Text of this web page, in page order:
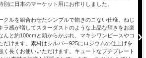
別に日本のマーケット用にお作りしました。
クルを組合わせたシンプルで飽きのこない仕様。ねじ
ラ感が増してスターダストのような上品な輝きをお楽
んと約100cmと頭からかぶれ、マキシワンピースやコ
だけます。素材はシルバー925にロジウムの仕上げを
く長くお使いいただけます。キュートなプチプレート